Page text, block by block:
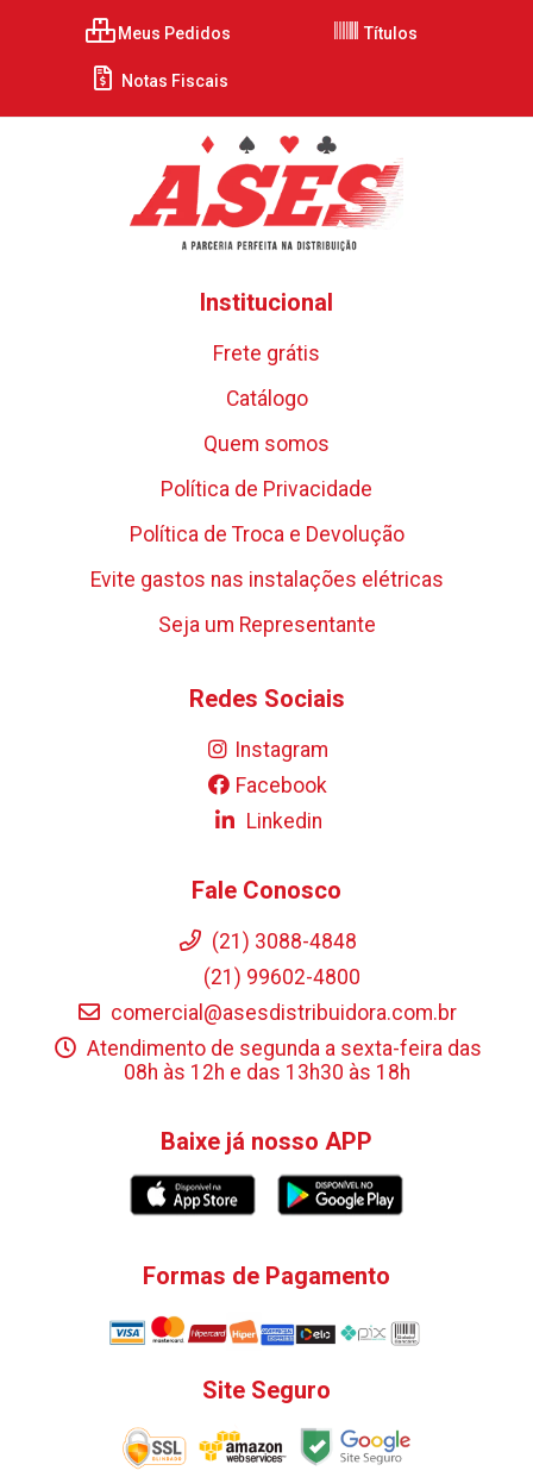
Meus Pedidos Títulos
Notas Fiscais
Institucional
Frete grátis
Catálogo
Quem somos
Política de Privacidade
Política de Troca e Devolução
Evite gastos nas instalações elétricas
Seja um Representante
Redes Sociais
Instagram
Facebook
Linkedin
Fale Conosco
(21) 3088-4848
(21) 99602-4800
comercial@asesdistribuidora.com.br
Atendimento de segunda a sexta-feira das
08h às 12h e das 13h30 às 18h
Baixe já nosso APP
Formas de Pagamento
Site Seguro